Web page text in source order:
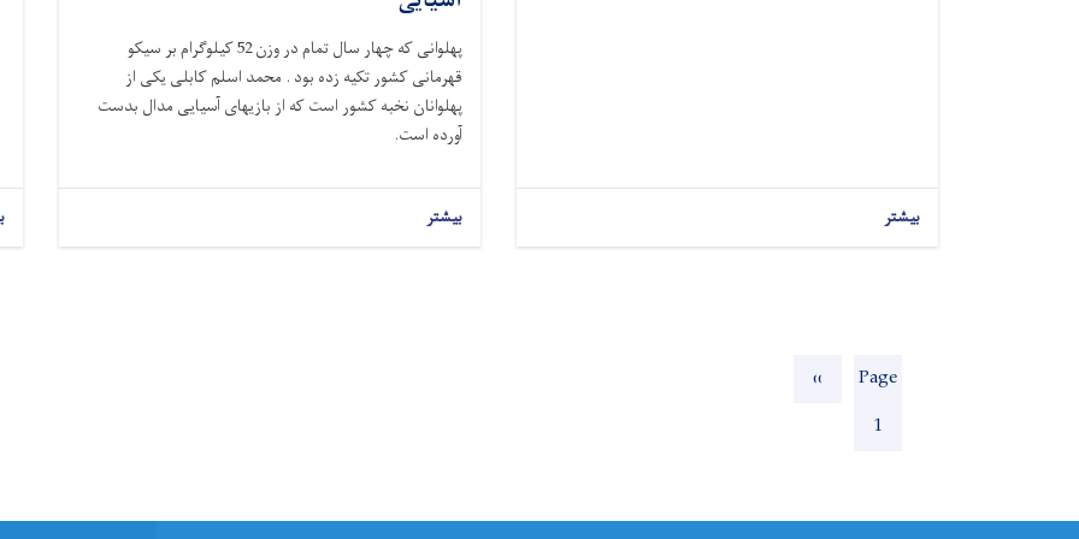
بیشتر
پهلوانی که چهار سال تمام در وزن 52 کیلوگرام بر سیکو
قهرمانی کشور تکیه زده بود . محمد اسلم کابلی یکی از
پهلوانان نخبه کشور است که از بازیهای آسیایی مدال بدست
آورده است.
بیشتر
Pagination
Page
1
Next
››